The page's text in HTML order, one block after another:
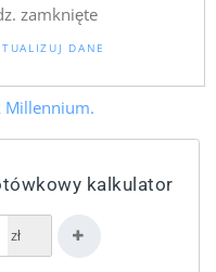
zamknięte
DANE
Millennium.
kalkulator
zł